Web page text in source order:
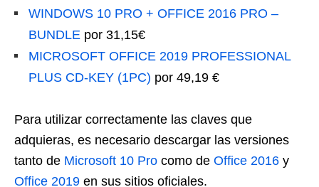
WINDOWS 10 PRO + OFFICE 2016 PRO –
BUNDLE por 31,15€
MICROSOFT OFFICE 2019 PROFESSIONAL
PLUS CD-KEY (1PC) por 49,19 €
Para utilizar correctamente las claves que
adquieras, es necesario descargar las versiones
tanto de Microsoft 10 Pro como de Office 2016 y
Office 2019 en sus sitios oficiales.